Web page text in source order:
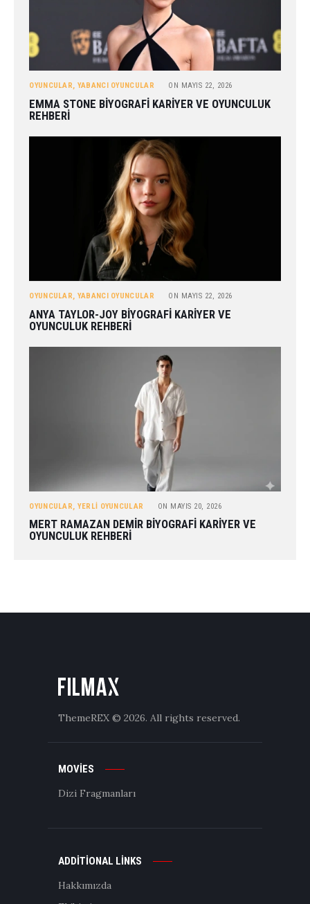
OYUNCULAR, YABANCI OYUNCULAR ON MAYIS 22, 2026
EMMA STONE BIYOGRAFI KARIYER VE OYUNCULUK
REHBERI
OYUNCULAR, YABANCI OYUNCULAR ON MAYIS 22, 2026
ANYA TAYLOR-JOY BIYOGRAFI KARIYER VE
OYUNCULUK REHBERI
OYUNCULAR YERLI OYUNCULAR ON MAYIS 20, 2026
MERT RAMAZAN DEMIR BIYOGRAFI KARIYER VE
OYUNCULUK REHBERI
ThemeREX © 2026. All rights reserved.
MOVIES
Dizi Fragmanları
ADDITIONAL LINKS
Hakkımızda